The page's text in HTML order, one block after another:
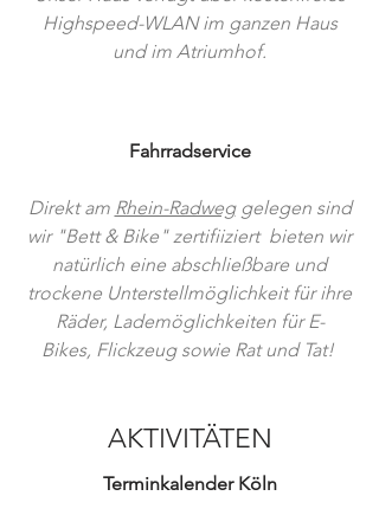
Highspeed-WLAN im ganzen Haus
und im Atriumhof.
Fahrradservice
Direkt am Rhein-Radweggelegen sind
wir "Bett & Bike" zertifiiziert bieten wir
natürlich eine abschließbare und
trockene Unterstellmöglichkeit für ihre
Räder, Lademöglichkeiten für E-
Bikes, Flickzeug sowie Rat und Tat!
AKTIVITÄTEN
Terminkalender Köln